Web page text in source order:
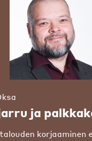
ja
korjaaminen